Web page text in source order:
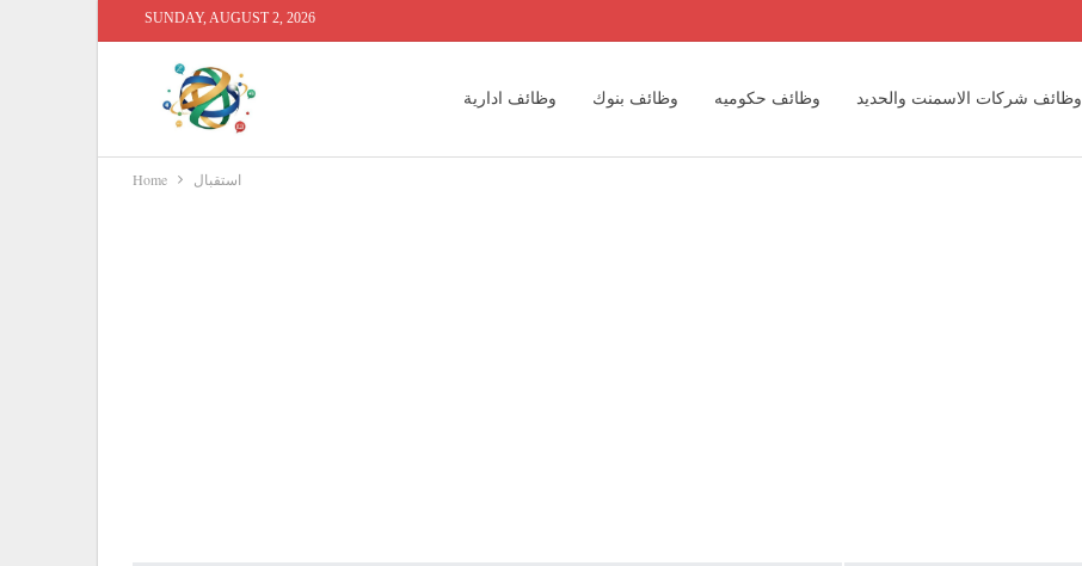
SUNDAY, AUGUST 2, 2026
وظائف ادارية وظائف بنوك وظائف حكوميه وظائف شركات الاسمنت والحديد
Home استقبال